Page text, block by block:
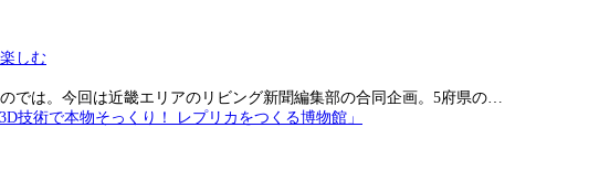
しむ
では。今回は近畿エリアのリビング新聞編集部の合同企画。5府県の…